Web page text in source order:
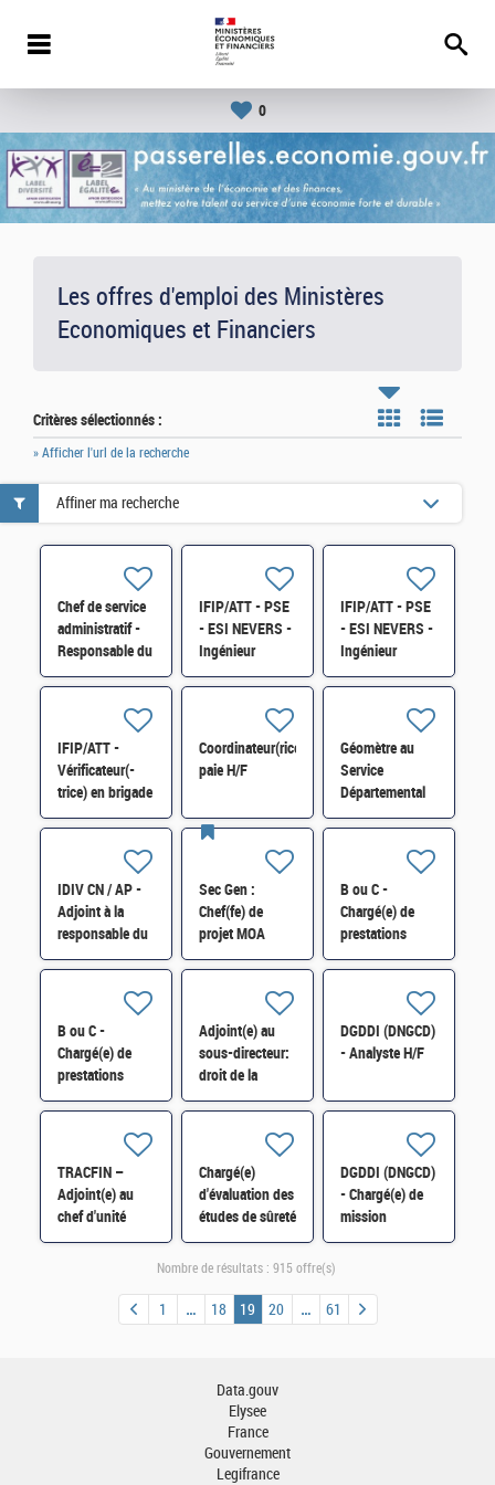
0
Les offres d'emploi des Ministères
Economiques et Financiers
Critères sélectionnés :
» Afficher l'url de la recherche
Chef de service
administratif -
Responsable du
PCRP du
IFIP/ATT - PSE
- ESI NEVERS -
Ingénieur
opérations
IFIP/ATT - PSE
- ESI NEVERS -
Ingénieur
opérations
IFIP/ATT -
Vérificateur(-
trice) en brigade
départementale
Coordinateur(rice)
paie H/F
Géomètre au
Service
Départemental
des Impôts
l'Aube (SDIF)
H/F
IDIV CN / AP -
Adjoint à la
responsable du
pôle unifié de
Ferrand H/F
Sec Gen :
Chef(fe) de
projet MOA
Innovation
(SRH 2D) H/F
B ou C -
Chargé(e) de
prestations
financières et
B ou C -
Chargé(e) de
prestations
financières et
Adjoint(e) au
sous-directeur:
droit de la
concurrence, de
consommation
et des affaires
juridiques H/F
DGDDI (DNGCD)
- Analyste H/F
TRACFIN –
Adjoint(e) au
chef d'unité
chargée de la
étrangères H/F
Chargé(e)
d'évaluation des
études de sûreté
des réacteurs
nucléaires H/F
DGDDI (DNGCD)
- Chargé(e) de
mission
communication
Affiner ma recherche
Nombre de résultats : 915 offre(s)
1 18 19 20 61
Data.gouv
Elysee
France
Gouvernement
Legifrance